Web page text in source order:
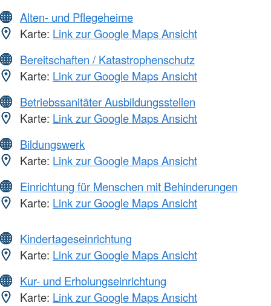
Alten- und Pflegeheime
Karte: Link zur Google Maps Ansicht
Bereitschaften / Katastrophenschutz
Karte: Link zur Google Maps Ansicht
Betriebssanitäter Ausbildungsstellen
Karte: Link zur Google Maps Ansicht
Bildungswerk
Karte: Link zur Google Maps Ansicht
Einrichtung für Menschen mit Behinderungen
Karte: Link zur Google Maps Ansicht
Kindertageseinrichtung
Karte: Link zur Google Maps Ansicht
Kur- und Erholungseinrichtung
Karte: Link zur Google Maps Ansicht